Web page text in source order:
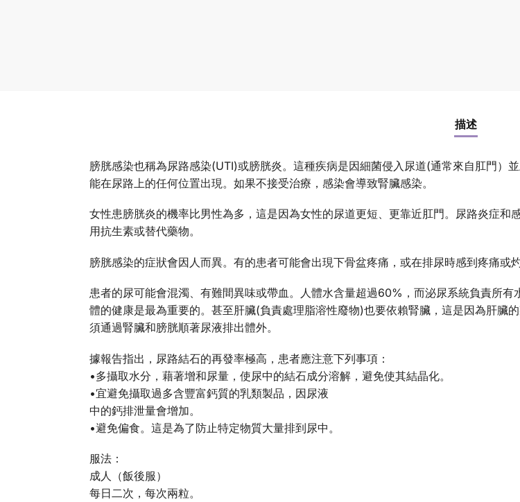
描述
膀胱感染也稱為尿路感染(UTI)或膀胱炎。這種疾病是因細菌侵入尿道(通常來自肛門）
能在尿路上的任何位置出現。如果不接受治療，感染會導致腎臟感染。
女性患膀胱炎的機率比男性為多，這是因為女性的尿道更短、更靠近肛門。尿路炎症
用抗生素或替代藥物。
膀胱感染的症狀會因人而異。有的患者可能會出現下骨盆疼痛，或在排尿時感到疼痛或
患者的尿可能會混濁、有難間異味或帶血。人體水含量超過60%，而泌尿系統負責所
體的健康是最為重要的。甚至肝臟(負責處理脂溶性廢物)也要依賴腎臟，這是因為肝臟
須通過腎臟和膀胱順著尿液排出體外。
據報告指出，尿路結石的再發率極高，患者應注意下列事項：
•多攝取水分，藉著增和尿量，使尿中的結石成分溶解，避免使其結晶化。
•宜避免攝取過多含豐富鈣質的乳類製品，因尿液
中的鈣排泄量會增加。
•避免偏食。這是為了防止特定物質大量排到尿中。
服法：
成人（飯後服）
每日二次，每次兩粒。